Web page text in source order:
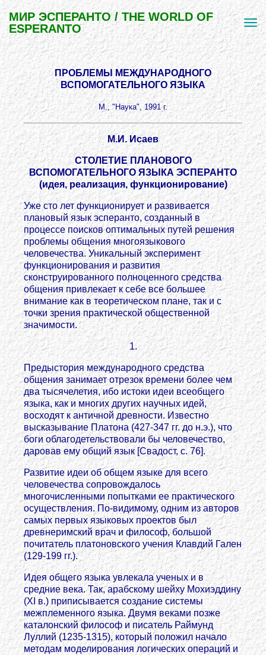
МИР ЭСПЕРАНТО / THE WORLD OF
ESPERANTO
ПРОБЛЕМЫ МЕЖДУНАРОДНОГО
ВСПОМОГАТЕЛЬНОГО ЯЗЫКА
М., "Наука", 1991 г.
М.И. Исаев
СТОЛЕТИЕ ПЛАНОВОГО
ВСПОМОГАТЕЛЬНОГО ЯЗЫКА ЭСПЕРАНТО
(идея, реализация, функционирование)
Уже сто лет функционирует и развивается
плановый язык эсперанто, созданный в
процессе поисков оптимальных путей решения
проблемы общения многоязыкового
человечества. Уникальный эксперимент
функционирования и развития
сконструированного полноценного средства
общения привлекает к себе все большее
внимание как в теоретическом плане, так и с
точки зрения практической общественной
значимости.
1.
Предыстория международного средства
общения занимает отрезок времени более чем
два тысячелетия, ибо истоки идеи всеобщего
языка, как и многих других научных идей,
восходят к античной древности. Известно
высказывание Платона (427-347 гг. до н.э.), что
боги облагодетельствовали бы человечество,
даровав ему общий язык [Свадост, с. 76].
Развитие идеи об общем языке для всего
человечества сопровождалось
многочисленными попытками ее практического
осуществления. По-видимому, одним из авторов
самых первых языковых проектов был
древнеримский врач и философ, большой
почитатель платоновского учения Клавдий Гален
(129-199 гг.).
Идея общего языка увлекала ученых и в
средние века. Так, арабскому шейху Мохиэддину
(XI в.) приписывается создание системы
межплеменного языка. Двумя веками позже
каталонский философ и писатель Раймунд
Луллий (1235-1315), который положил начало
методам моделирования логических операций и